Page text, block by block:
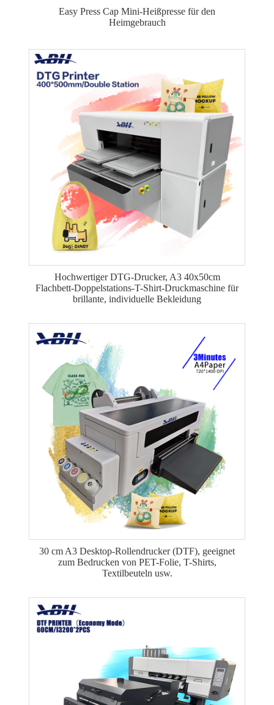
Easy Press Cap Mini-Heißpresse für den
Heimgebrauch
Hochwertiger DTG-Drucker, A3 40x50cm
Flachbett-Doppelstations-T-Shirt-Druckmaschine für
brillante, individuelle Bekleidung
30 cm A3 Desktop-Rollendrucker (DTF), geeignet
zum Bedrucken von PET-Folie, T-Shirts,
Textilbeuteln usw.